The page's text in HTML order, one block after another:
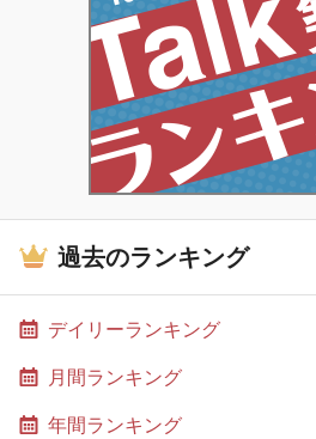
過去のランキング
デイリーランキング
月間ランキング
年間ランキング